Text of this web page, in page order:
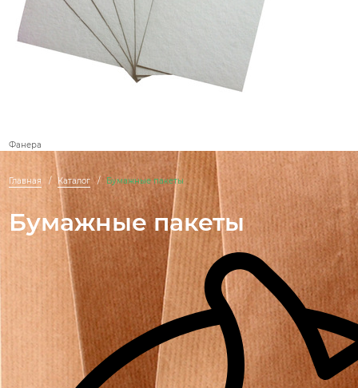
Фанера
Главная Каталог Бумажные пакеты
Бумажные пакеты